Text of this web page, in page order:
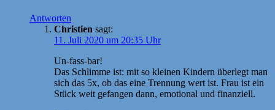
Antworten
Christien sagt:
11. Juli 2020 um 20:35 Uhr
Un-fass-bar!
Das Schlimme ist: mit so kleinen Kindern überlegt man
sich das 5x, ob das eine Trennung wert ist. Frau ist ein
Stück weit gefangen dann, emotional und finanziell.